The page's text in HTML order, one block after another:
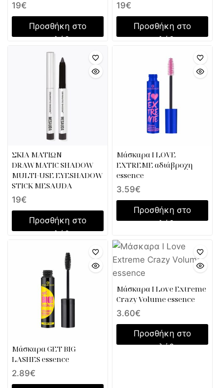
19€
Προσθήκη στο
καλάθι
19€
Προσθήκη στο
καλάθι
ΣΚΙΑ ΜΑΤΙΩΝ
DRAWMATIC SHADOW
MULTI-USE EYESHADOW
STICK MESAUDA
19€
Προσθήκη στο
καλάθι
Mάσκαρα I LOVE
EXTREME αδιάβροχη
essence
3.59€
Προσθήκη στο
καλάθι
Mάσκαρα GET BIG
LASHES essence
2.89€
Mάσκαρα I Love Extreme
Crazy Volume essence
3.60€
Προσθήκη στο
καλάθι